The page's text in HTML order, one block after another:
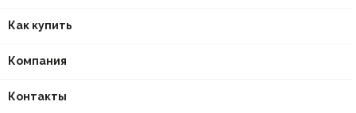
Как купить
Компания
Контакты